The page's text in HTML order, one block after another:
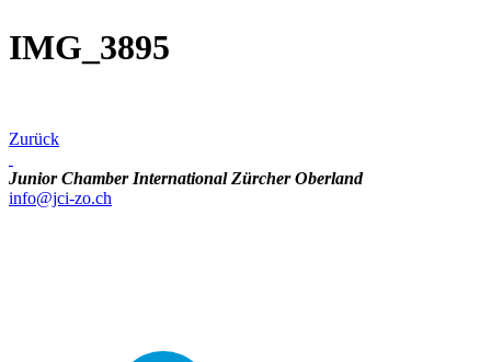
IMG_3895
Zurück
Junior Chamber International Zürcher Oberland
info@jci-zo.ch